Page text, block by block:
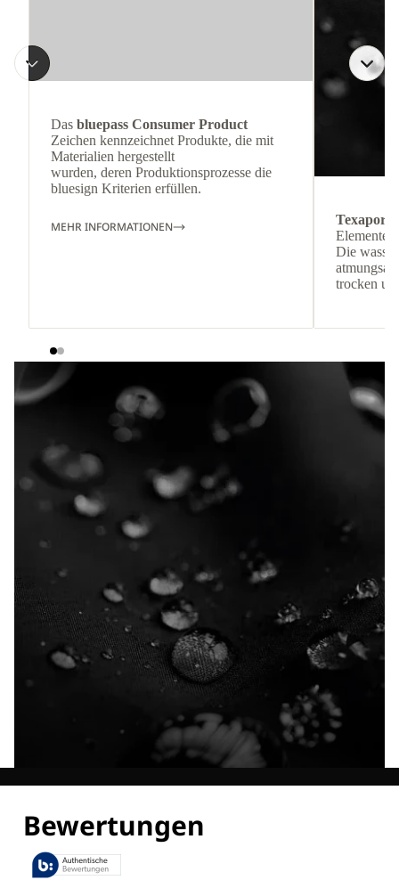
Das bluepass Consumer Product
Zeichen kennzeichnet Produkte, die mit
Materialien hergestellt
wurden, deren Produktionsprozesse die
bluesign Kriterien erfüllen.
MEHR INFORMATIONEN Texapore
Elementen.
Die
trocken